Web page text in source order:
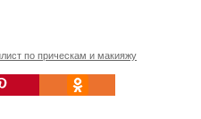
по прическам и макияжу